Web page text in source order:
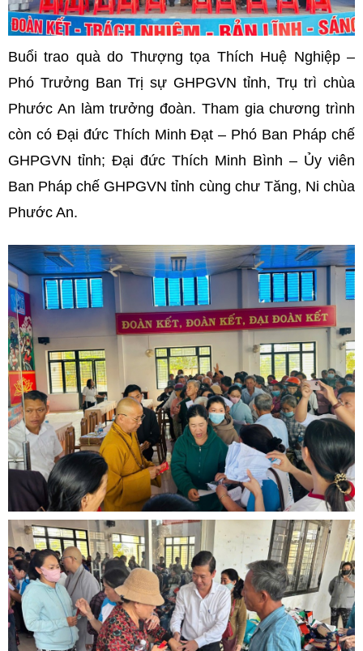
Buổi trao quà do Thượng tọa Thích Huệ Nghiệp –
Phó Trưởng Ban Trị sự GHPGVN tỉnh, Trụ trì chùa
Phước An làm trưởng đoàn. Tham gia chương trình
còn có Đại đức Thích Minh Đạt – Phó Ban Pháp chế
GHPGVN tỉnh; Đại đức Thích Minh Bình – Ủy viên
Ban Pháp chế GHPGVN tỉnh cùng chư Tăng, Ni chùa
Phước An.